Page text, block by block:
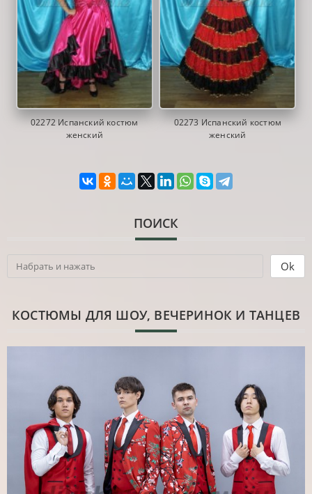
ПОИСК
КОСТЮМЫ ДЛЯ ШОУ, ВЕЧЕРИНОК И ТАНЦЕВ
02272 Испанский костюм
женский
02273 Испанский костюм
женский